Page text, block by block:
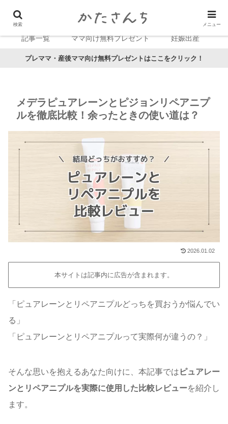
記事一覧 ママ向け無料プレゼント 妊娠出産
プレママ・産後ママ向け無料プレゼントはここをクリック！
メデラピュアレーンとピジョンリペアニプ
ルを徹底比較！余ったときの使い道は？
2026.01.02
本サイトは記事内に広告が含まれます。
「ピュアレーンとリペアニプルどっちを買おうか悩んでい
る」
「ピュアレーンとリペアニプルって実際何が違うの？」
そんな思いを抱えるあなた向けに、本記事では ピュアレー
ンとリペアニプルを実際に使用した比較レビューを紹介し
ます。
検索 メニュー